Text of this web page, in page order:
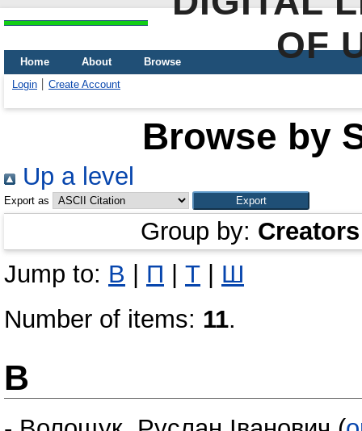
OF
Home About
Browse
Login
Create Account
Browse by
Up a level
Export as
Group by: Creators
Jump to: В П Т
Ш
Number of items: 11.
В